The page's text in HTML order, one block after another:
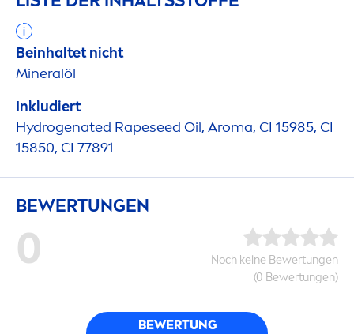
Beinhaltet nicht
Mineralöl
Inkludiert
Hydrogenated Rapeseed Oil, Aroma, CI 15985, CI
15850, CI 77891
BEWERTUNGEN
0
Noch keine Bewertungen
(0 Bewertungen)
BEWERTUNG